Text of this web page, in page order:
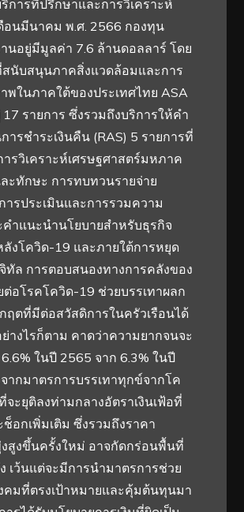
การที่ปรึกษาและการวิเคราะห์
อนมีนาคม พ.ศ. 2566 กองทุน
นอยู่มีมูลค่า 7.6 ล้านดอลลาร์ โดย
นับสนุนภาคสิ่งแวดล้อมและการ
พในภาคใต้ของประเทศไทย ASA
รายการ ซึ่งรวมถึงบริการให้คำ
ารชำระเงินคืน (RAS) 5 รายการที่
รวิเคราะห์เศรษฐศาสตร์มหภาค
ะทักษะ การทบทวนรายจ่าย
รประเมินและการรวมความ
คำแนะนำนโยบายสำหรับธุรกิจ
งโควิด-19 และภายใต้การหยุด
ทัล การตอบสนองทางการคลังของ
ต่อโรคโควิด-19 ช่วยบรรเทาผลก
ฤตที่มีต่อสวัสดิการในครัวเรือนได้
างไรก็ตาม คาดว่าความยากจนจะ
ในปี 2565 จาก 6.3% ในปี
ากมาตรการบรรเทาทุกข์จากโค
จะยุติลงท่ามกลางอัตราเงินเฟ้อที่
อกเพิ่มเติม ซึ่งรวมถึงราคา
สูงขึ้นครั้งใหม่ อาจกัดกร่อนพื้นที่
เว้นแต่จะมีการนำมาตรการช่วย
คมที่ตรงเป้าหมายและคุ้มต้นทุนมา